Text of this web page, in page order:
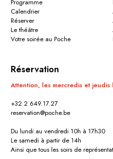
Programme
Calendrier
Réserver
Le théâtre
Votre soirée au Poche
Réservation
Attention, les mercredis et
+32 2 649.17.27
reservation@poche.be
Du lundi au vendredi 10h à 17h30
Le samedi à partir de 14h
Ainsi que tous les soirs de